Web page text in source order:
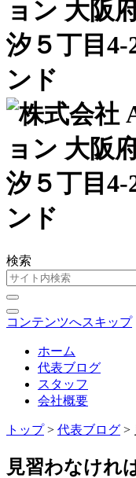
検索
コンテンツへスキップ
ホーム
代表ブログ
スタッフ
会社概要
トップ> 代表ブログ >
見習わなけれ